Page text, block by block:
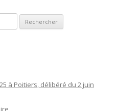
à Poitiers, délibéré du 2 juin